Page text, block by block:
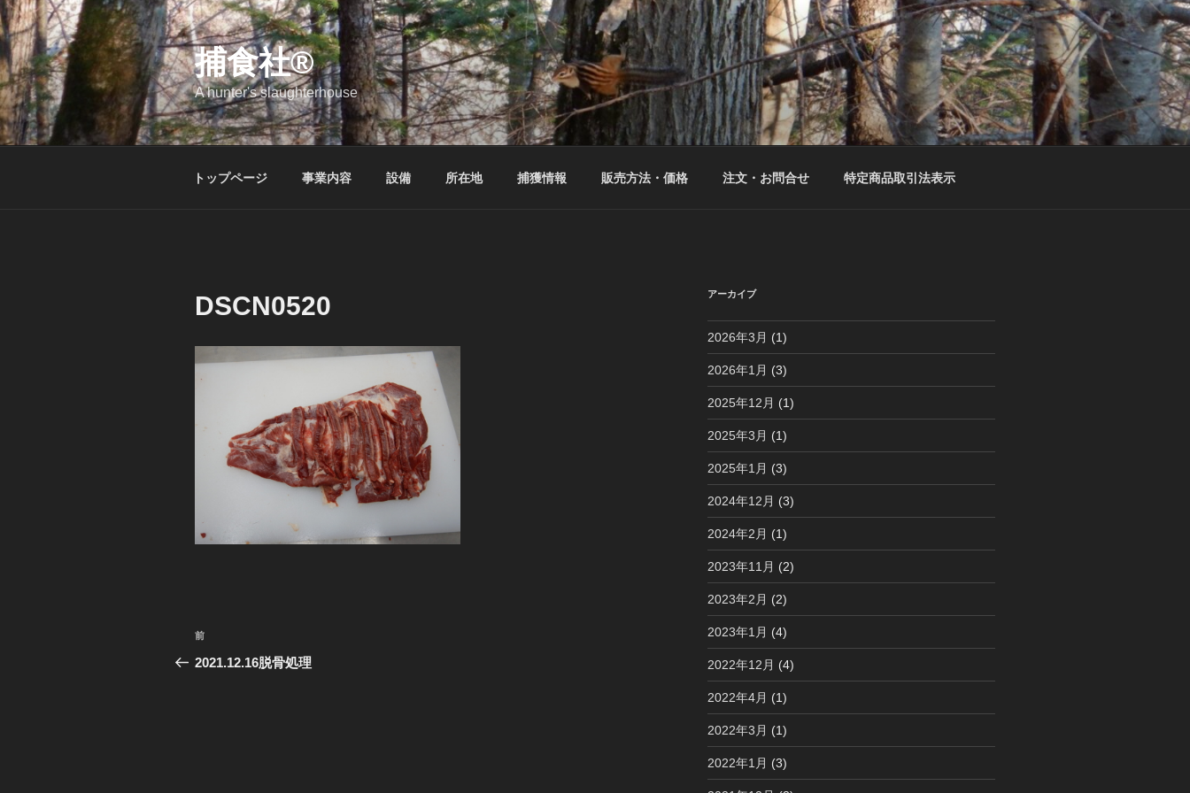
コ
ン
テ
ン
ツ
へ
ス
捕食社®
A hunter's slaughterhouse
トップページ 事業内容 設備 所在地 捕獲情報 販売方法・価格 注文・お問合せ 特定商品取引法表示
DSCN0520
投
稿
前
の
前
2021.12.16脱骨処理
アーカイブ
2026年3月 (1)
2026年1月 (3)
2025年12月 (1)
2025年3月 (1)
2025年1月 (3)
2024年12月 (3)
2024年2月 (1)
2023年11月 (2)
2023年2月 (2)
2023年1月 (4)
2022年12月 (4)
2022年4月 (1)
2022年3月 (1)
2022年1月 (3)